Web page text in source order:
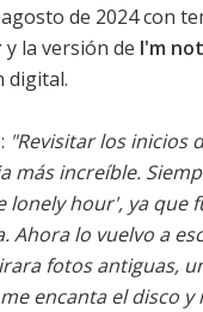
de 2024 con
y la versión de I'm
digital.
"Revisitar los inicios
más increíble.
lonely hour', ya que
Ahora lo vuelvo a
fotos antiguas,
encanta el disco y